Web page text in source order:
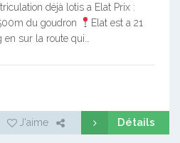
déjà lotis a Elat Prix :
du goudron
Elat est a 21
sur la route qui…
J'aime Détails